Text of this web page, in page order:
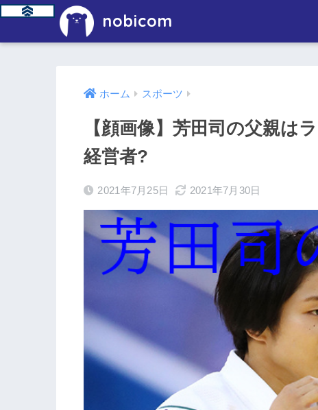
nobicom
ホーム スポーツ
【顔画像】芳田司の父親は
経営者?
2021年7月25日 2021年7月30日